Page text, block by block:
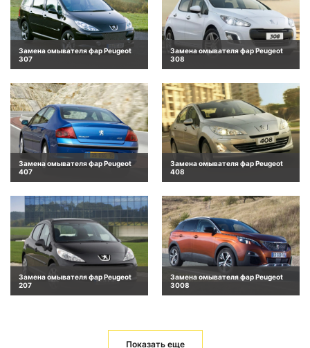
Замена омывателя фар Peugeot
307
Замена омывателя фар Peugeot
308
Замена омывателя фар Peugeot
407
Замена омывателя фар Peugeot
408
Замена омывателя фар Peugeot
207
Замена омывателя фар Peugeot
3008
Показать еще